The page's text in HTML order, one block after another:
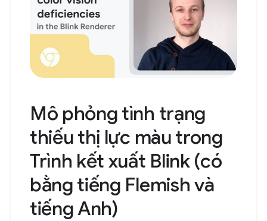
Mô phỏng tình trạng
thiếu thị lực màu trong
Trình kết xuất Blink (có
bằng tiếng Flemish và
tiếng Anh)